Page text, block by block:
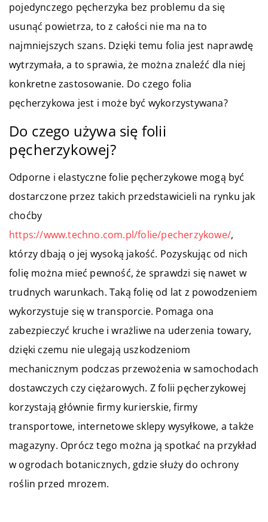
pojedynczego pęcherzyka bez problemu da się
usunąć powietrza, to z całości nie ma na to
najmniejszych szans. Dzięki temu folia jest naprawdę
wytrzymała, a to sprawia, że można znaleźć dla niej
konkretne zastosowanie. Do czego folia
pęcherzykowa jest i może być wykorzystywana?
Do czego używa się folii
pęcherzykowej?
Odporne i elastyczne folie pęcherzykowe mogą być
dostarczone przez takich przedstawicieli na rynku jak
choćby
https://www.techno.com.pl/folie/pecherzykowe/,
którzy dbają o jej wysoką jakość. Pozyskując od nich
folię można mieć pewność, że sprawdzi się nawet w
trudnych warunkach. Taką folię od lat z powodzeniem
wykorzystuje się w transporcie. Pomaga ona
zabezpieczyć kruche i wrażliwe na uderzenia towary,
dzięki czemu nie ulegają uszkodzeniom
mechanicznym podczas przewożenia w samochodach
dostawczych czy ciężarowych. Z folii pęcherzykowej
korzystają głównie firmy kurierskie, firmy
transportowe, internetowe sklepy wysyłkowe, a także
magazyny. Oprócz tego można ją spotkać na przykład
w ogrodach botanicznych, gdzie służy do ochrony
roślin przed mrozem.